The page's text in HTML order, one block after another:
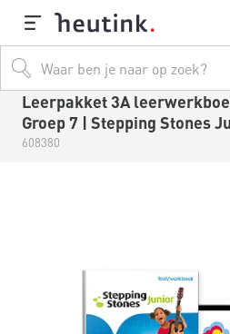
Leerpakket 3A
Groep 7 | Stepping Stones
608380